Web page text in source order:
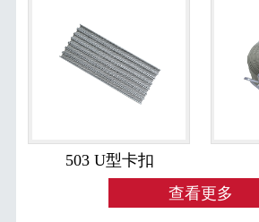
503 U型卡扣
查看更多